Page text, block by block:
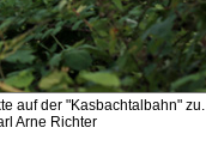
auf der "Kasbachtalbahn" zu.
Arne Richter